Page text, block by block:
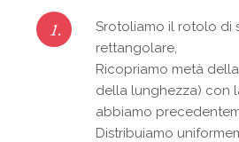
1.
Srotoliamo il rotolo di
rettangolare,
Ricopriamo metà
della lunghezza) con
abbiamo
Distribuiamo